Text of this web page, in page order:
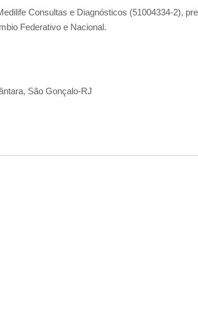
Consultas e Diagnósticos (51004334-2),
Federativo e Nacional.
São Gonçalo-RJ